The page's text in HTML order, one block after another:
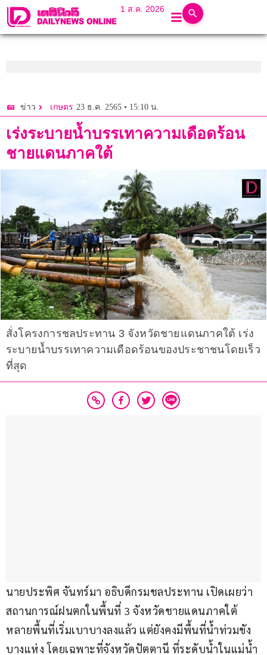
1 ส.ค. 2026
ข่าว เกษตร 23 ธ.ค. 2565 • 15:10 น.
เร่งระบายน้ำบรรเทาความเดือดร้อน
ชายแดนภาคใต้
สั่งโครงการชลประทาน 3 จังหวัดชายแดนภาคใต้ เร่ง
ระบายน้ำบรรเทาความเดือดร้อนของประชาชนโดยเร็ว
ที่สุด
นายประพิศ จันทร์มา อธิบดีกรมชลประทาน เปิดเผยว่า
สถานการณ์ฝนตกในพื้นที่ 3 จังหวัดชายแดนภาคใต้
หลายพื้นที่เริ่มเบาบางลงแล้ว แต่ยังคงมีพื้นที่น้ำท่วมขัง
บางแห่ง โดยเฉพาะที่จังหวัดปัตตานี ที่ระดับน้ำในแม่น้ำ